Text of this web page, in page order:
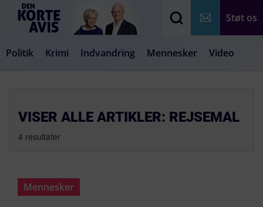
Støt os
Politik Krimi Indvandring Mennesker Video
VISER ALLE ARTIKLER: REJSEMAL
4 resultater
Mennesker